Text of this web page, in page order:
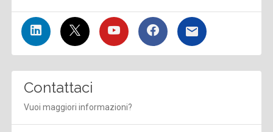
Contattaci
Vuoi maggiori informazioni?